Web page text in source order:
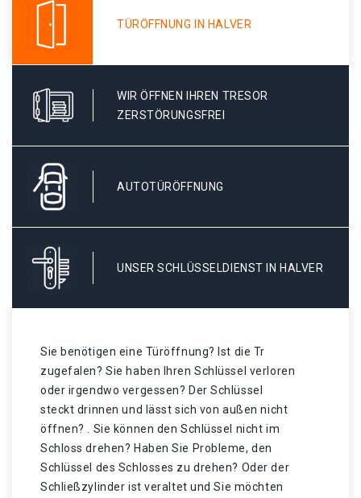
TÜRÖFFNUNG IN HALVER
WIR ÖFFNEN IHREN TRESOR
ZERSTÖRUNGSFREI
AUTOTÜRÖFFNUNG
UNSER SCHLÜSSELDIENST IN HALVER
Sie benötigen eine Türöffnung? Ist die Tr
zugefalen? Sie haben Ihren Schlüssel verloren
oder irgendwo vergessen? Der Schlüssel
steckt drinnen und lässt sich von außen nicht
öffnen? . Sie können den Schlüssel nicht im
Schloss drehen? Haben Sie Probleme, den
Schlüssel des Schlosses zu drehen? Oder der
Schließzylinder ist veraltet und Sie möchten